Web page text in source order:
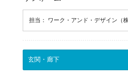
担当： ワーク・アンド・デザイン（株